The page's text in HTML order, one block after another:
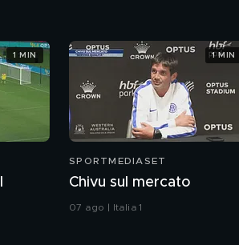
1 MIN
SPORTMEDIASET
Chivu sul mercato
07 ago | Italia 1
1 MIN